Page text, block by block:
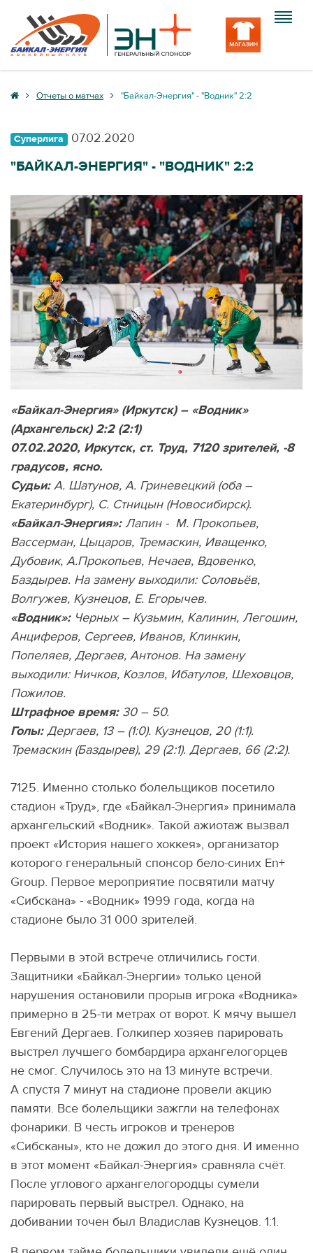
Клуб
Вход
Отчеты о матчах "Байкал-Энергия" - "Водник" 2:2
Суперлига 07.02.2020
"БАЙКАЛ-ЭНЕРГИЯ" - "ВОДНИК" 2:2
«Байкал-Энергия» (Иркутск) – «Водник»
(Архангельск) 2:2 (2:1)
07.02.2020, Иркутск, ст. Труд, 7120 зрителей, -8
градусов, ясно.
Судьи:А. Шатунов, А. Гриневецкий (оба –
Екатеринбург), С. Стницын (Новосибирск).
«Байкал-Энергия»:Лапин - М. Прокопьев,
Вассерман, Цыцаров, Тремаскин, Иващенко,
Дубовик, А.Прокопьев, Нечаев, Вдовенко,
Баздырев. На замену выходили: Соловьёв,
Волгужев, Кузнецов, Е. Егорычев.
«Водник»:Черных – Кузьмин, Калинин, Легошин,
Анциферов, Сергеев, Иванов, Клинкин,
Попеляев, Дергаев, Антонов. На замену
выходили: Ничков, Козлов, Ибатулов, Шеховцов,
Пожилов.
Штрафное время:30 – 50.
Голы:Дергаев, 13 – (1:0). Кузнецов, 20 (1:1).
Тремаскин (Баздырев), 29 (2:1). Дергаев, 66 (2:2).
7125. Именно столько болельщиков посетило
стадион «Труд», где «Байкал-Энергия» принимала
архангельский «Водник». Такой ажиотаж вызвал
проект «История нашего хоккея», организатор
которого генеральный спонсор бело-синих En+
Group. Первое мероприятие посвятили матчу
«Сибскана» - «Водник» 1999 года, когда на
стадионе было 31 000 зрителей.
Первыми в этой встрече отличились гости.
Защитники «Байкал-Энергии» только ценой
нарушения остановили прорыв игрока «Водника»
примерно в 25-ти метрах от ворот. К мячу вышел
Евгений Дергаев. Голкипер хозяев парировать
выстрел лучшего бомбардира архангелогорцев
не смог. Случилось это на 13 минуте встречи.
А спустя 7 минут на стадионе провели акцию
памяти. Все болельщики зажгли на телефонах
фонарики. В честь игроков и тренеров
«Сибсканы», кто не дожил до этого дня. И именно
в этот момент «Байкал-Энергия» сравняла счёт.
После углового архангелогородцы сумели
парировать первый выстрел. Однако, на
добивании точен был Владислав Кузнецов. 1:1.